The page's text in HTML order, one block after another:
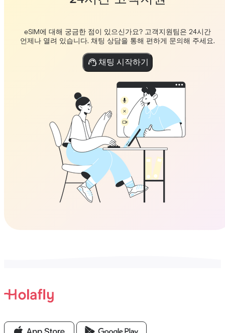
eSIM에 대해 궁금한 점이 있으신가요? 고객지원팀은 24시간
언제나 열려 있습니다. 채팅 상담을 통해 편하게 문의해 주세요.
채팅 시작하기